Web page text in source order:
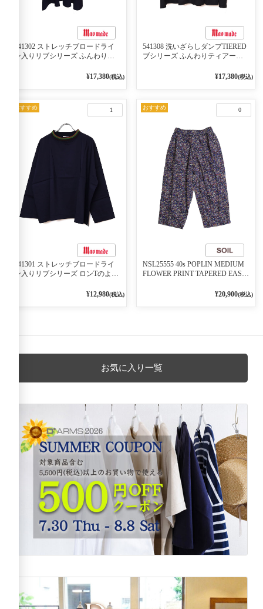
541302 ストレッチブロードライ
ン入りリブシリーズ ふんわりス
¥17,380(税込)
541308 洗いざらしダンプTIERED
ブシリーズ ふんわりティアード
¥17,380(税込)
1
おすすめ
541301 ストレッチブロードライ
ン入りリブシリーズ ロンTのよう
プルオーバー 79ネイビー¥12,980(税込)
0
おすすめ
NSL25555 40s POPLIN MEDIUM
FLOWER PRINT TAPERED EASY
¥20,900(税込)
お気に入り一覧